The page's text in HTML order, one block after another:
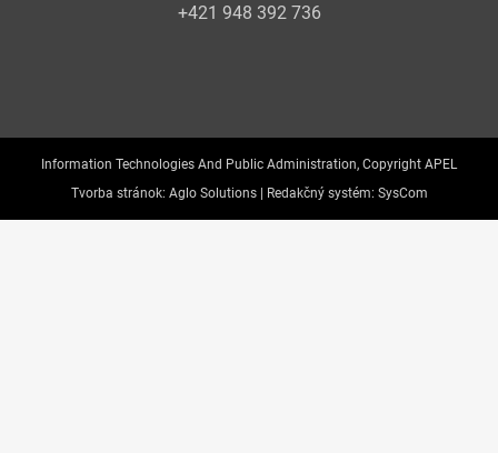
+421 948 392 736
Information Technologies And Public Administration, Copyright APEL
Tvorba stránok: Aglo Solutions | Redakčný systém: SysCom